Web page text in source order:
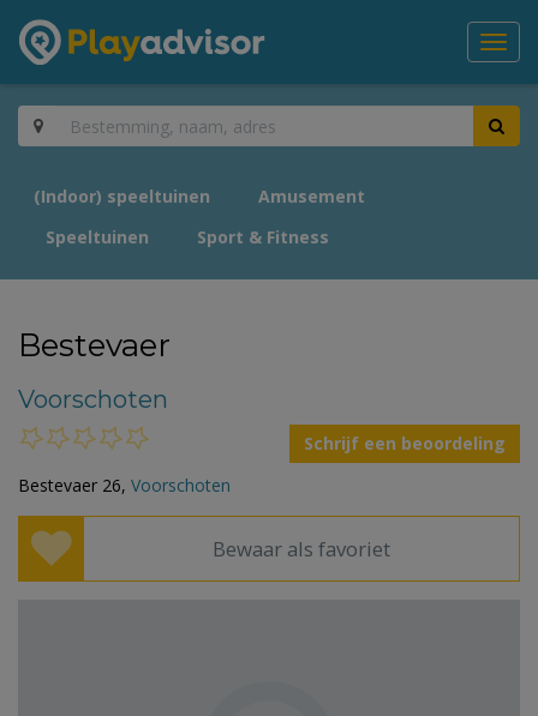
(Indoor) speeltuinen
Amusement
Speeltuinen
Sport & Fitness
Bestevaer
Voorschoten
Schrijf een beoordeling
Bestevaer 26, Voorschoten
Bewaar als favoriet